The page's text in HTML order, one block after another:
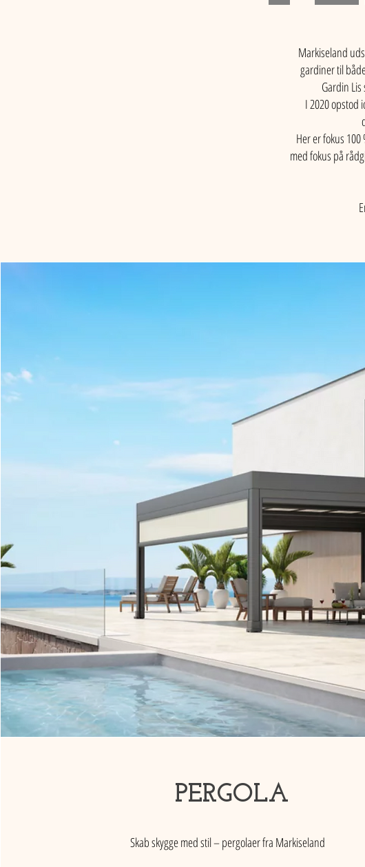
Markiseland
gardiner til
Gardin
I 2020 opstod
Her er fokus
med fokus på
PERGOLA
Skab skygge med stil – pergolaer fra Markiseland